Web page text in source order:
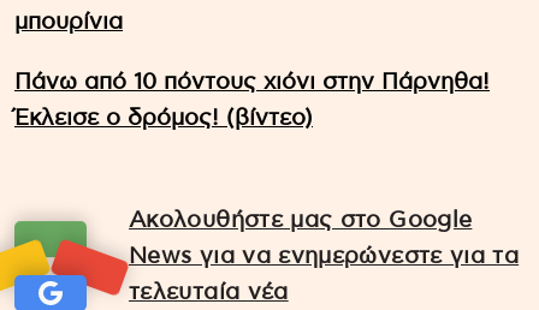
μπουρίνια
Πάνω από 10 πόντους χιόνι στην Πάρνηθα!
Έκλεισε ο δρόμος! (βίντεο)
Ακολουθήστε μας στο Google
News για να ενημερώνεστε για τα
τελευταία νέα